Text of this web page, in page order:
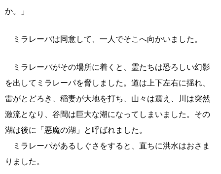
か。」
ミラレーパは同意して、一人でそこへ向かいました。
ミラレーパがその場所に着くと、霊たちは恐ろしい幻影
を出してミラレーパを脅しました。道は上下左右に揺れ、
雷がとどろき、稲妻が大地を打ち、山々は震え、川は突然
激流となり、谷間は巨大な湖になってしまいました。その
湖は後に「悪魔の湖」と呼ばれました。
ミラレーパがあるしぐさをすると、直ちに洪水はおさま
りました。